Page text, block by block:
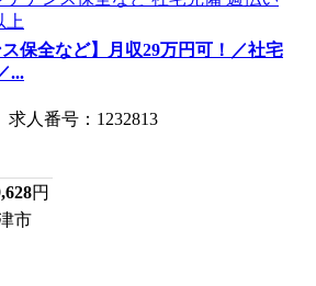
ス保全など】月収29万円可！／社宅
...
人番号：1232813
円
市